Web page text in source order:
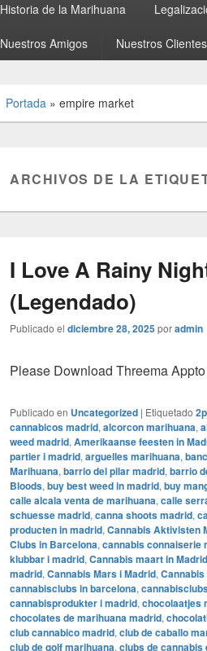
Historia de la Marihuana
Nuestros Amigos Nuestros Clientes
Portada » empire market
ARCHIVOS DE LA
I Love A Rainy
(Legendado)
Publicado el diciembre 28, 2025poradmin
Please Download Threema
Publicado en Uncategorized | Etiquetado
cannabicos madrid, alcorcon marihuana,
weed madrid, Amerikaanse feesten in
partier i madrid, arguelles marihuana,
Marihuana, barrio del pilar madrid, barrio
Bloods, buy best weed in madrid, buy
calle alcala venta de marihuana, calle
schuesse madrid, canna shoots madrid,
producten in madrid, Cannabis Aktivisten
Clubs in Barcelona, cannabis connaiserie
klubbar i madrid, Cannabis maart in Madrid
madrid, Cannabis Mars i Madrid,
cannabisclubs in barcelona,
cannabisprodukter i madrid, chocolaatjes
chocolates de marihuana madrid,
club cannabico madrid, club de caballo
club de golf marihuana, clubs de cannabis